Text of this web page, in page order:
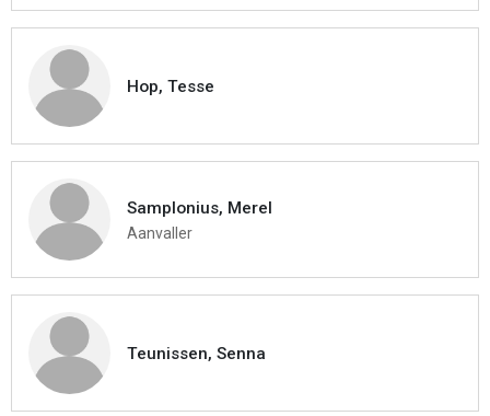
Hop, Tesse
Samplonius, Merel
Aanvaller
Teunissen, Senna